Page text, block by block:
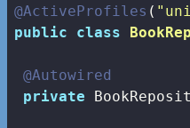
@ActiveProfiles (
public
class
@Autowired
private